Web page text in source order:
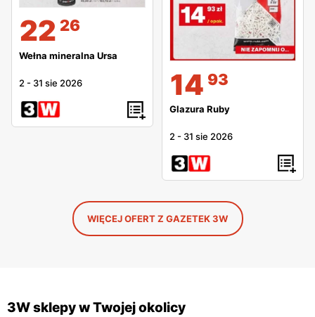
22 26
Wełna mineralna Ursa
2 - 31 sie 2026 14 93
Glazura Ruby
2 - 31 sie 2026
WIĘCEJ OFERT Z GAZETEK 3W
3W sklepy w Twojej okolicy